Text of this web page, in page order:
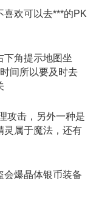
欢可以去***的PK
角提示地图坐
间所以要及时去
击，另外一种是
灵属于魔法，还有
爆晶体银币装备